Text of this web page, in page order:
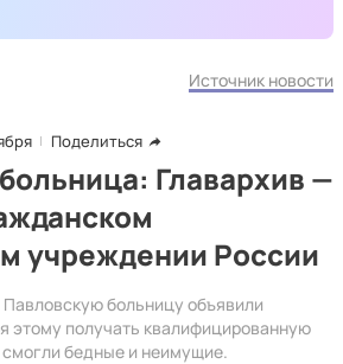
Источник новости
Поделиться
Главархив —
учреждении России
больницу объявили
этому получать квалифицированную
бедные и неимущие.